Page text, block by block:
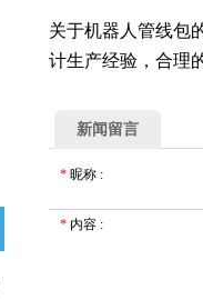
关于机器人管线包
计生产经验，合理
新闻留言
* 昵称 :
* 内容 :